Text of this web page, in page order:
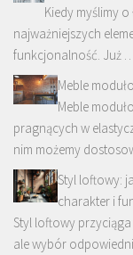
Kiedy myślimy
najważniejszych
funkcjonalność. Już …
Meble
Meble
pragnących w
nim możemy
Styl loftowy:
charakter i
Styl loftowy
ale wybór